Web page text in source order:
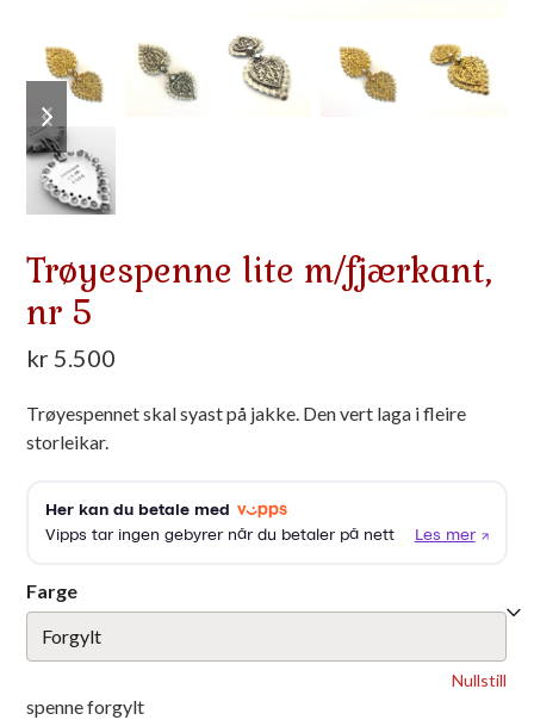
previous
slide
next
slide
Trøyespenne lite m/fjærkant,
nr 5
kr5.500
Trøyespennet skal syast på jakke. Den vert laga i fleire
storleikar.
Farge
Nullstill
spenne forgylt